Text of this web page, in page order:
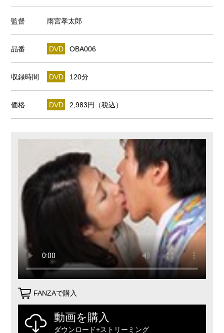
監督 雨宮孝太郎
品番 DVD OBA006
収録時間 DVD 120分
価格 DVD 2,983円（税込）
FANZAで購入
動画を購入
ダウンロード+ストリーミング